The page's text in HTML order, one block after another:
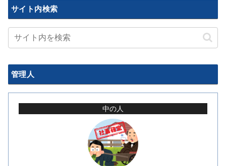
サイト内検索
管理人
中の人